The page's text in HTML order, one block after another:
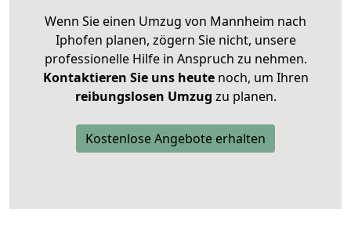
Wenn Sie einen Umzug von Mannheim nach
Iphofen planen, zögern Sie nicht, unsere
professionelle Hilfe in Anspruch zu nehmen.
Kontaktieren Sie uns heutenoch, um Ihren
reibungslosen Umzug zu planen.
Kostenlose Angebote erhalten